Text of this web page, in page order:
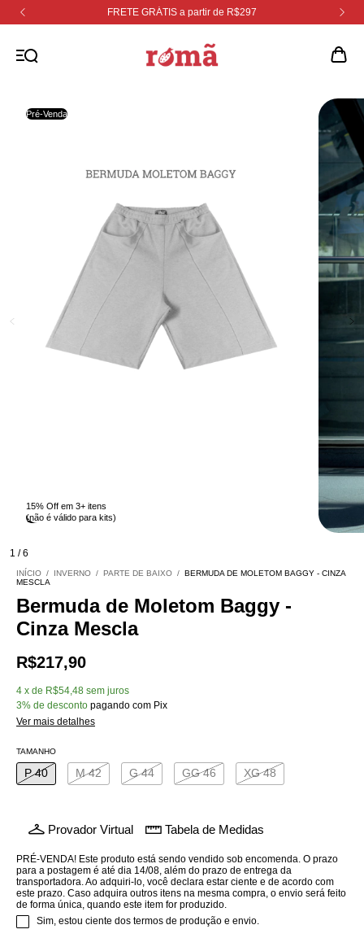
FRETE GRÁTIS a partir de R$297
Esgotado
Pré-Venda
15% Off em 3+ itens
(não é válido para kits)
1 /6
INÍCIO / INVERNO / PARTE DE BAIXO / BERMUDA DE MOLETOM BAGGY - CINZA
MESCLA
Bermuda de Moletom Baggy -
Cinza Mescla
R$217,90
4 x de R$54,48 sem juros
3% de desconto pagando com Pix
Ver mais detalhes
TAMANHO
P 40 M 42 G 44 GG 46 XG 48
Provador Virtual Tabela de Medidas
PRÉ-VENDA! Este produto está sendo vendido sob encomenda. O prazo
para a postagem é até dia 14/08, além do prazo de entrega da
transportadora. Ao adquiri-lo, você declara estar ciente e de acordo com
este prazo. Caso adquira outros itens na mesma compra, o envio será feito
de forma única, quando este item for produzido.
Sim, estou ciente dos termos de produção e envio.